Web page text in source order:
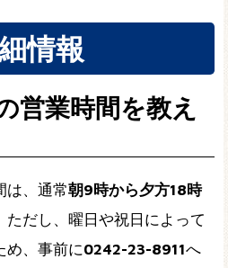
情報
営業時間を教え
は、通常朝9時から夕方18時
ただし、曜日や祝日によって
め、事前に0242-23-8911へ